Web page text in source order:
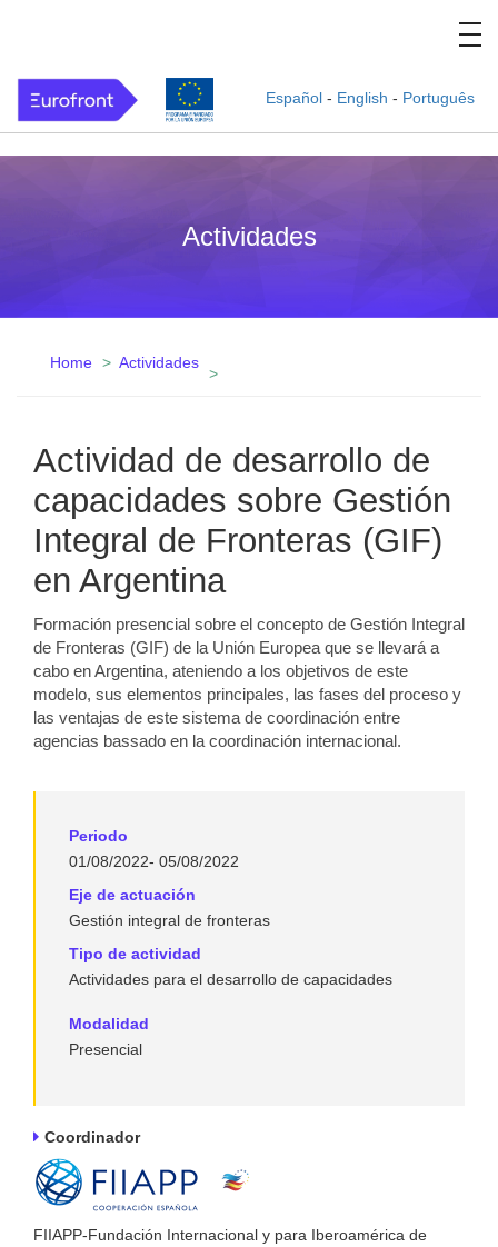
Español - English - Português
Actividades
Home Actividades
Actividad de desarrollo de
capacidades sobre Gestión
Integral de Fronteras (GIF)
en Argentina
Formación presencial sobre el concepto de Gestión Integral
de Fronteras (GIF) de la Unión Europea que se llevará a
cabo en Argentina, ateniendo a los objetivos de este
modelo, sus elementos principales, las fases del proceso y
las ventajas de este sistema de coordinación entre
agencias bassado en la coordinación internacional.
Periodo
01/08/2022- 05/08/2022
Eje de actuación
Gestión integral de fronteras
Tipo de actividad
Actividades para el desarrollo de capacidades
Modalidad
Presencial
Coordinador
FIIAPP-Fundación Internacional y para Iberoamérica de